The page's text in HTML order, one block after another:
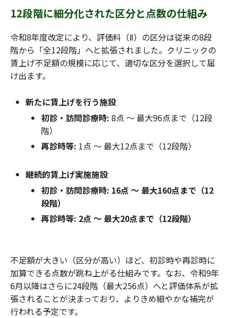
12段階に細分化された区分と点数の仕組み
令和8年度改定により、評価料（Ⅱ）の区分は従来の8段
階から「全12段階」へと拡張されました。クリニックの
賃上げ不足額の規模に応じて、適切な区分を選択して届
け出ます。
新たに賃上げを行う施設
初診・訪問診療時: 8点 〜 最大96点まで（12段
階）
再診時等: 1点 〜 最大12点まで（12段階）
継続的賃上げ実施施設
初診・訪問診療時: 16点 〜 最大160点まで（12
段階）
再診時等: 2点 〜 最大20点まで（12段階）
不足額が大きい（区分が高い）ほど、初診時や再診時に
加算できる点数が跳ね上がる仕組みです。なお、令和9年
6月以降はさらに24段階（最大256点）へと評価体系が拡
張されることが決まっており、よりきめ細やかな補完が
行われる予定です。